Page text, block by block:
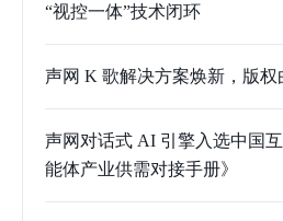
“视控一体”技术闭环
声网 K 歌解决方案焕新，版
声网对话式 AI 引擎入选中国
能体产业供需对接手册》